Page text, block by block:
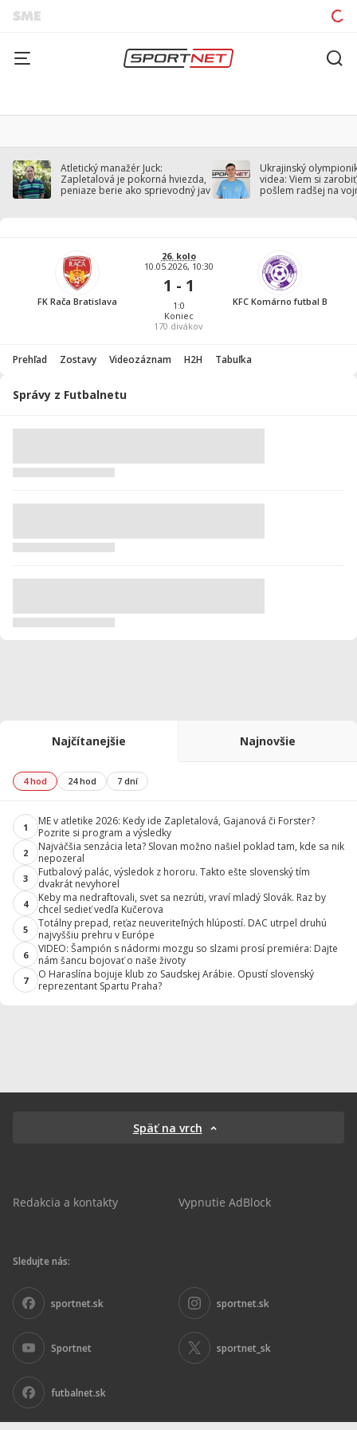
Atletický manažér Juck:
Zapletalová je pokorná hviezda,
peniaze berie ako sprievodný jav
Ukrajinský
videa: Viem si
pošlem radšej na
FK Rača Bratislava
26. kolo
10.05.2026, 10:30
1 - 1
1:0
Koniec
170 divákov
KFC Komárno futbal B
Prehľad Zostavy Videozáznam H2H Tabuľka
Správy z Futbalnetu
Najčítanejšie Najnovšie
4 hod 24 hod 7 dní
1
ME v atletike 2026: Kedy ide Zapletalová, Gajanová či Forster?
Pozrite si program a výsledky
2
Najväčšia senzácia leta? Slovan možno našiel poklad tam, kde sa nik
nepozeral
3
Futbalový palác, výsledok z hororu. Takto ešte slovenský tím
dvakrát nevyhorel
4
Keby ma nedraftovali, svet sa nezrúti, vraví mladý Slovák. Raz by
chcel sedieť vedľa Kučerova
5
Totálny prepad, reťaz neuveriteľných hlúpostí. DAC utrpel druhú
najvyššiu prehru v Európe
6
VIDEO: Šampión s nádormi mozgu so slzami prosí premiéra: Dajte
nám šancu bojovať o naše životy
7
O Haraslína bojuje klub zo Saudskej Arábie. Opustí slovenský
reprezentant Spartu Praha?
Späť na vrch
Redakcia a kontakty Vypnutie AdBlock
Sledujte nás:
sportnet.sk sportnet.sk
Sportnet sportnet_sk
futbalnet.sk